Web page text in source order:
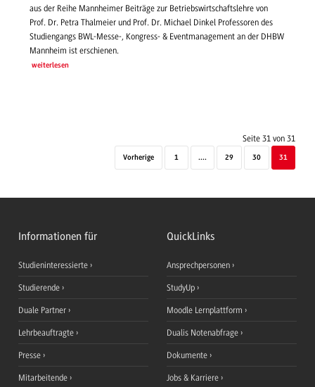
aus der Reihe Mannheimer Beiträge zur Betriebswirtschaftslehre von
Prof. Dr. Petra Thalmeier und Prof. Dr. Michael Dinkel Professoren des
Studiengangs BWL-Messe-, Kongress- & Eventmanagement an der DHBW
Mannheim ist erschienen.
weiterlesen
Seite 31 von 31
Vorherige 1 .... 29 30 31
Informationen für
Studieninteressierte
Studierende
Duale Partner
Lehrbeauftragte
Presse
Mitarbeitende
QuickLinks
Ansprechpersonen
StudyUp
Moodle Lernplattform
Dualis Notenabfrage
Dokumente
Jobs & Karriere